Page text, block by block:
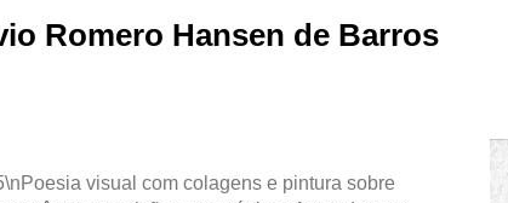
Romero Hansen de Barros
visual com colagens e pintura sobre